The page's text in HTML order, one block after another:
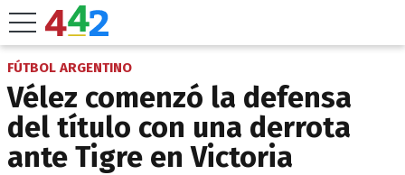
FÚTBOL ARGENTINO
Vélez comenzó la defensa
del título con una derrota
ante Tigre en Victoria